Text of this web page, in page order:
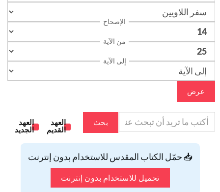
الإصحاح
من الآية
إلى الآية
عرض
بحث
العهد
القديم
العهد
الجديد
📥 حمّل الكتاب المقدس للاستخدام بدون إنترنت
تحميل للاستخدام بدون إنترنت